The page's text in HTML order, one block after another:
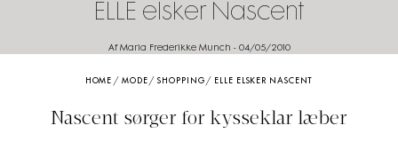
ELLE elsker Nascent
Af Maria Frederikke Munch - 04/05/2010
HOME / MODE /SHOPPING / ELLE ELSKER NASCENT
Nascent sørger for kysseklar læber